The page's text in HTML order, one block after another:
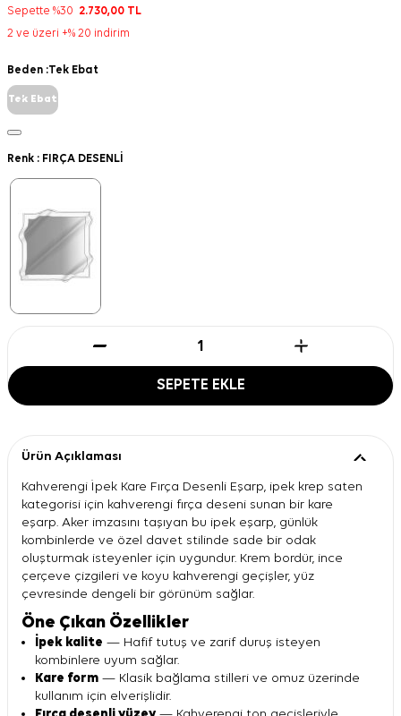
Sepette %30 2.730,00 TL
2 ve üzeri +% 20 indirim
Beden :Tek Ebat
Tek Ebat
Renk : FIRÇA DESENLİ
SEPETE EKLE
Ürün Açıklaması
Kahverengi İpek Kare Fırça Desenli Eşarp, ipek krep saten
kategorisi için kahverengi fırça deseni sunan bir kare
eşarp. Aker imzasını taşıyan bu ipek eşarp, günlük
kombinlerde ve özel davet stilinde sade bir odak
oluşturmak isteyenler için uygundur. Krem bordür, ince
çerçeve çizgileri ve koyu kahverengi geçişler, yüz
çevresinde dengeli bir görünüm sağlar.
Öne Çıkan Özellikler
İpek kalite — Hafif tutuş ve zarif duruş isteyen
kombinlere uyum sağlar.
Kare form — Klasik bağlama stilleri ve omuz üzerinde
kullanım için elverişlidir.